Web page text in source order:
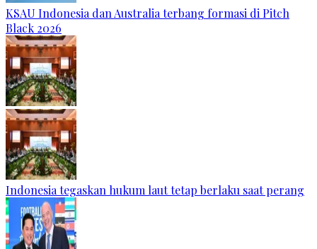
KSAU Indonesia dan Australia terbang formasi di Pitch
Black 2026
Indonesia tegaskan hukum laut tetap berlaku saat perang